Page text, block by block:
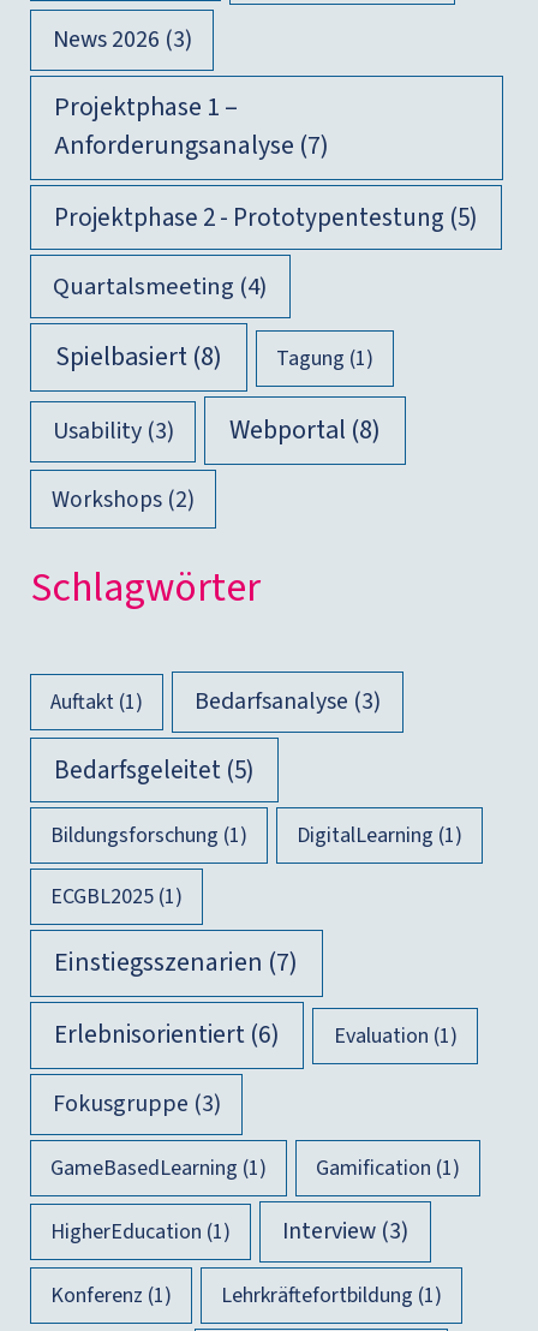
News 2026 (3)
Projektphase 1 –
Anforderungsanalyse (7)
Projektphase 2 - Prototypentestung (5)
Quartalsmeeting (4)
Spielbasiert(8) Tagung (1)
Usability(3) Webportal (8)
Workshops(2)
Schlag­wör­ter
Auftakt(1) Bedarfsanalyse (3)
Bedarfsgeleitet(5)
Bildungsforschung (1) DigitalLearning (1)
ECGBL2025(1)
Einstiegsszenarien (7)
Erlebnisorientiert(6) Evaluation (1)
Fokusgruppe (3)
GameBasedLearning (1) Gamification (1)
HigherEducation (1) Interview(3)
Konferenz (1) Lehrkräftefortbildung (1)